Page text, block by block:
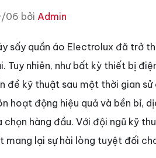
06 bởi Admin
sấy quần áo Electrolux đã trở
Tuy nhiên, như bất kỳ thiết bị
đề kỹ thuật sau một thời gian
hoạt động hiệu quả và bền bỉ,
chọn hàng đầu. Với đội ngũ kỹ
mang lại sự hài lòng tuyệt đối